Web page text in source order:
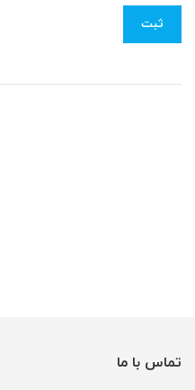
تماس با ما